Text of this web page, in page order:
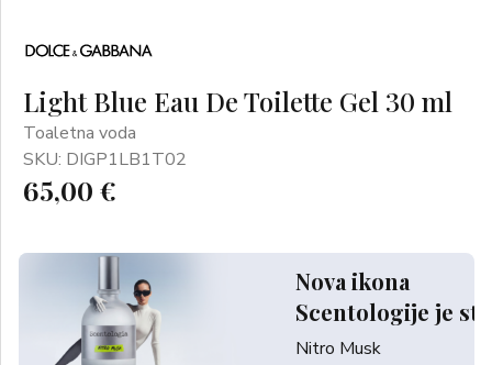
Light Blue Eau De Toilette Gel 30 ml
Toaletna voda
SKU: DIGP1LB1T02
65,00 €
Nova ikona
Scentologije je
Nitro Musk